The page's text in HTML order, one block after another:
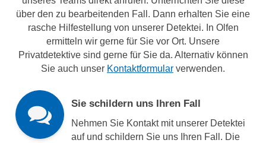
über den zu bearbeitenden Fall. Dann erhalten Sie eine
rasche Hilfestellung von unserer Detektei. In Olfen
ermitteln wir gerne für Sie vor Ort. Unsere
Privatdetektive sind gerne für Sie da. Alternativ können
Sie auch unser Kontaktformular verwenden.
Sie schildern uns Ihren Fall
Nehmen Sie Kontakt mit unserer Detektei
auf und schildern Sie uns Ihren Fall. Die